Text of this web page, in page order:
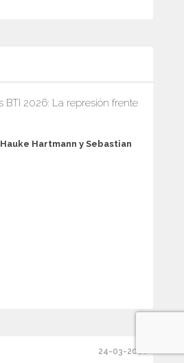
BTI 2026: La represión frente
Hartmann y Sebastian
24-03-2026